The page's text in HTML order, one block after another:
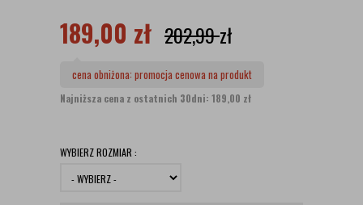
189,00 zł 202,99zł
cena obniżona: promocja cenowa na produkt
Najniższa cena z ostatnich 30dni: 189,00 zł
WYBIERZ ROZMIAR :